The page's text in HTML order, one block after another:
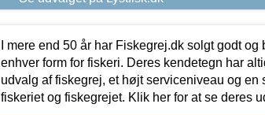
I mere end 50 år har Fiskegrej.dk solgt godt og
enhver form for fiskeri. Deres kendetegn har
udvalg af fiskegrej, et højt serviceniveau og en
fiskeriet og fiskegrejet. Klik her for at se deres